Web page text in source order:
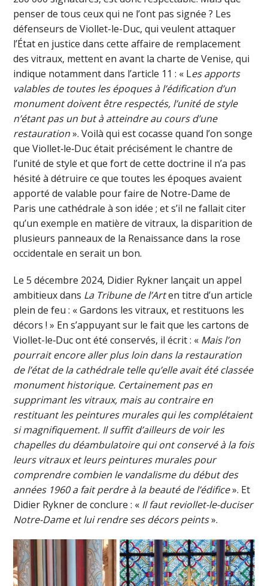
penser de tous ceux qui ne l’ont pas signée ? Les
défenseurs de Viollet-le-Duc, qui veulent attaquer
l’État en justice dans cette affaire de remplacement
des vitraux, mettent en avant la charte de Venise, qui
indique notamment dans l’article 11 : « Les apports
valables de toutes les époques à l’édification d’un
monument doivent être respectés, l’unité de style
n’étant pas un but à atteindre au cours d’une
restauration». Voilà qui est cocasse quand l’on songe
que Viollet‑le‑Duc était précisément le chantre de
l’unité de style et que fort de cette doctrine il n’a pas
hésité à détruire ce que toutes les époques avaient
apporté de valable pour faire de Notre-Dame de
Paris une cathédrale à son idée ; et s’il ne fallait citer
qu’un exemple en matière de vitraux, la disparition de
plusieurs panneaux de la Renaissance dans la rose
occidentale en serait un bon.
Le 5 décembre 2024, Didier Rykner lançait un appel
ambitieux dans La Tribune de l’Arten titre d’un article
plein de feu : « Gardons les vitraux, et restituons les
décors ! » En s’appuyant sur le fait que les cartons de
Viollet-le‑Duc ont été conservés, il écrit : « Mais l’on
pourrait encore aller plus loin dans la restauration
de l’état de la cathédrale telle qu’elle avait été classée
monument historique. Certainement pas en
supprimant les vitraux, mais au contraire en
restituant les peintures murales qui les complétaient
si magnifiquement. Il suffit d’ailleurs de voir les
chapelles du déambulatoire qui ont conservé à la fois
leurs vitraux et leurs peintures murales pour
comprendre combien le vandalisme du début des
années 1960 a fait perdre à la beauté de l’édifice». Et
Didier Rykner de conclure : « Il faut reviollet-le-duciser
Notre-Dame et lui rendre ses décors peints».